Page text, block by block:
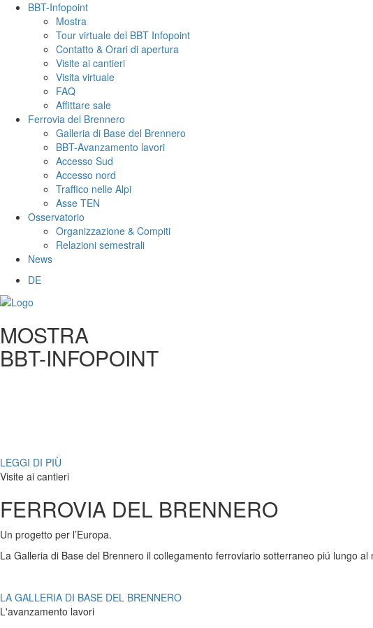
BBT-Infopoint
Mostra
Tour virtuale del BBT Infopoint
Contatto & Orari di apertura
Visite ai cantieri
Visita virtuale
FAQ
Affittare sale
Ferrovia del Brennero
Galleria di Base del Brennero
BBT-Avanzamento lavori
Accesso Sud
Accesso nord
Traffico nelle Alpi
Asse TEN
Osservatorio
Organizzazione & Compiti
Relazioni semestrali
News
DE
MOSTRA
BBT-INFOPOINT
LEGGI DI PIÙ
Visite ai cantieri
FERROVIA DEL BRENNERO
Un progetto per l’Europa.
La Galleria di Base del Brennero il collegamento ferroviario sotterraneo piú lungo al
LA GALLERIA DI BASE DEL BRENNERO
L'avanzamento lavori